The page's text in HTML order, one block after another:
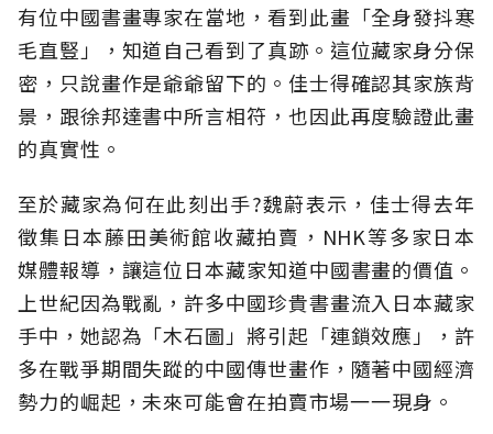
有位中國書畫專家在當地，看到此畫「全身發抖寒
毛直豎」，知道自己看到了真跡。這位藏家身分保
密，只說畫作是爺爺留下的。佳士得確認其家族背
景，跟徐邦達書中所言相符，也因此再度驗證此畫
的真實性。
至於藏家為何在此刻出手?魏蔚表示，佳士得去年
徵集日本藤田美術館收藏拍賣，NHK等多家日本
媒體報導，讓這位日本藏家知道中國書畫的價值。
上世紀因為戰亂，許多中國珍貴書畫流入日本藏家
手中，她認為「木石圖」將引起「連鎖效應」，許
多在戰爭期間失蹤的中國傳世畫作，隨著中國經濟
勢力的崛起，未來可能會在拍賣市場一一現身。